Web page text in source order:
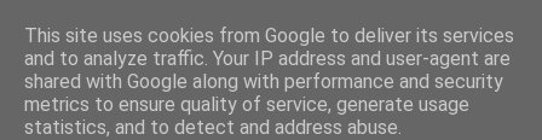
This site uses cookies from Google to deliver its services
and to analyze traffic. Your IP address and user-agent are
shared with Google along with performance and security
metrics to ensure quality of service, generate usage
statistics, and to detect and address abuse.